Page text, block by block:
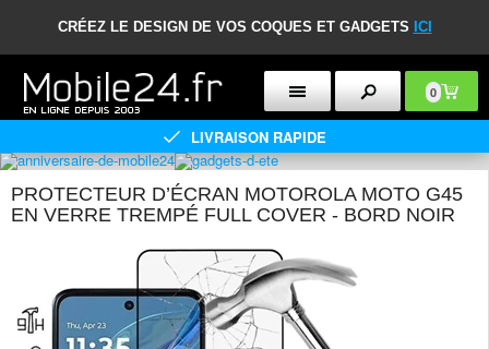
CRÉEZ LE DESIGN DE VOS COQUES ET GADGETS ICI
0
LIVRAISON RAPIDE
PROTECTEUR D’ÉCRAN MOTOROLA MOTO G45
EN VERRE TREMPÉ FULL COVER - BORD NOIR